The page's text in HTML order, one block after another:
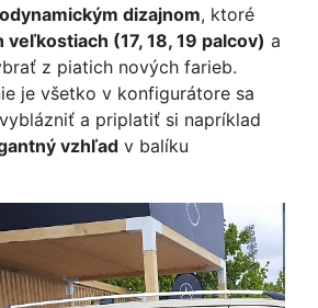
dizajnom, ktoré
veľkostiach (17, 18, 19 palcov) a
z piatich nových farieb.
je všetko v konfigurátore sa
a priplatiť si napríklad
vzhľad v balíku